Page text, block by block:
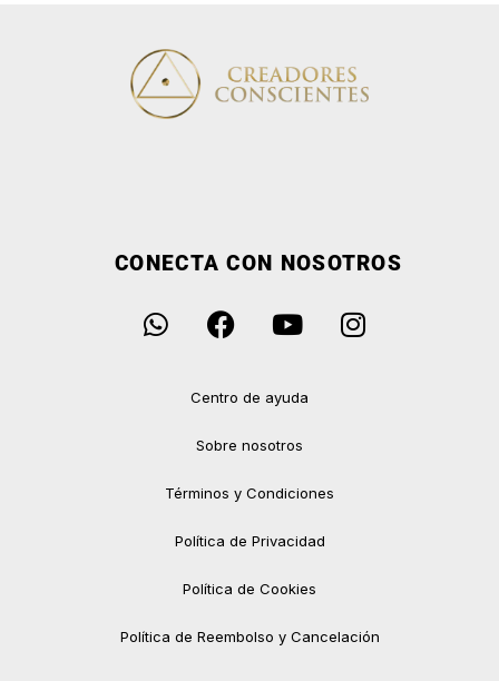
CONECTA CON NOSOTROS
Centro de ayuda
Sobre nosotros
Términos y Condiciones
Política de Privacidad
Política de Cookies
Política de Reembolso y Cancelación